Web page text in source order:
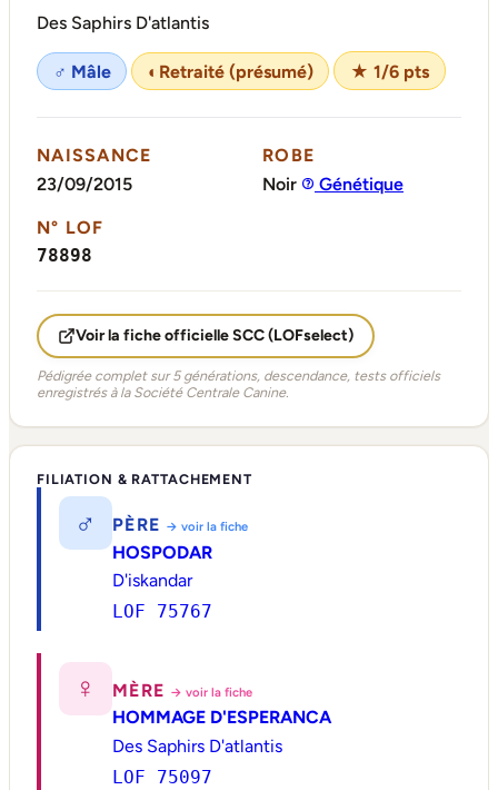
Des Saphirs D'atlantis
♂ Mâle ◐ Retraité (présumé) ★ 1/6 pts
NAISSANCE
23/09/2015
ROBE
Noir
Génétique
N° LOF
78898
Voir la fiche officielle SCC (LOFselect)
Pédigrée complet sur 5 générations, descendance, tests officiels
enregistrés à la Société Centrale Canine.
FILIATION & RATTACHEMENT
♂ PÈRE → voir la fiche
HOSPODAR
D'iskandar
LOF 75767
♀ MÈRE → voir la fiche
HOMMAGE D'ESPERANCA
Des Saphirs D'atlantis
LOF 75097